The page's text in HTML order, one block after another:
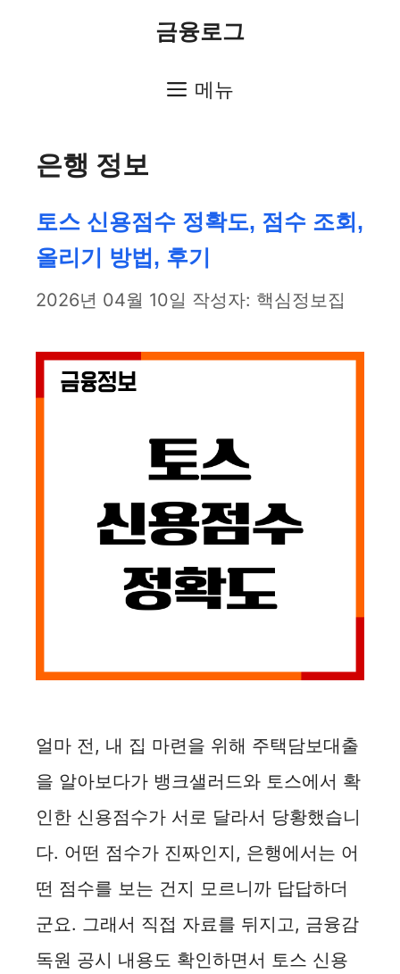
금융로그
메뉴
은행 정보
토스 신용점수 정확도, 점수 조회,
올리기 방법, 후기
2026년 04월 10일 작성자: 핵심정보집
얼마 전, 내 집 마련을 위해 주택담보대출
을 알아보다가 뱅크샐러드와 토스에서 확
인한 신용점수가 서로 달라서 당황했습니
다. 어떤 점수가 진짜인지, 은행에서는 어
떤 점수를 보는 건지 모르니까 답답하더
군요. 그래서 직접 자료를 뒤지고, 금융감
독원 공시 내용도 확인하면서 토스 신용